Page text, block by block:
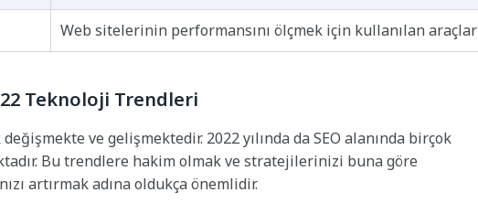
Web sitelerinin performansını ölçmek için kullanılan araçlar
Teknoloji Trendleri
ve gelişmektedir. 2022 yılında da SEO alanında birçok
Bu trendlere hakim olmak ve stratejilerinizi buna göre
artırmak adına oldukça önemlidir.